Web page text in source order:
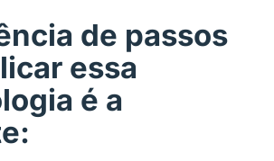
de passos
essa
é a